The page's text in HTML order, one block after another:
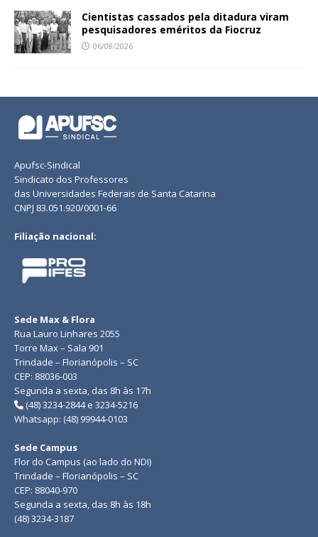
Cientistas cassados pela ditadura viram
pesquisadores eméritos da Fiocruz
06/08/2026
Apufsc-Sindical
Sindicato dos Professores
das Universidades Federais de Santa Catarina
CNPJ 83.051.920/0001-66
Filiação nacional:
Sede Max & Flora
Rua Lauro Linhares 2055
Torre Max – Sala 901
Trindade – Florianópolis – SC
CEP: 88036-003
Segunda a sexta, das 8h às 17h
(48) 3234-2844 e 3234-5216
Whatsapp: (48) 99944-0103
Sede Campus
Flor do Campus (ao lado do NDI)
Trindade – Florianópolis – SC
CEP: 88040-970
Segunda a sexta, das 8h às 18h
(48) 3234-3187